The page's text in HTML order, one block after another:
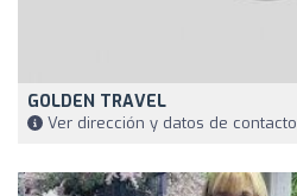
GOLDEN TRAVEL
Ver dirección y datos de contacto